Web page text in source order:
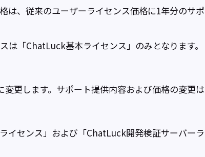
は、従来のユーザーライセンス価格に1年分のサポ
「ChatLuck基本ライセンス」のみとなります。
更します。サポート提供内容および価格の変更は
イセンス」および「ChatLuck開発検証サーバーラ